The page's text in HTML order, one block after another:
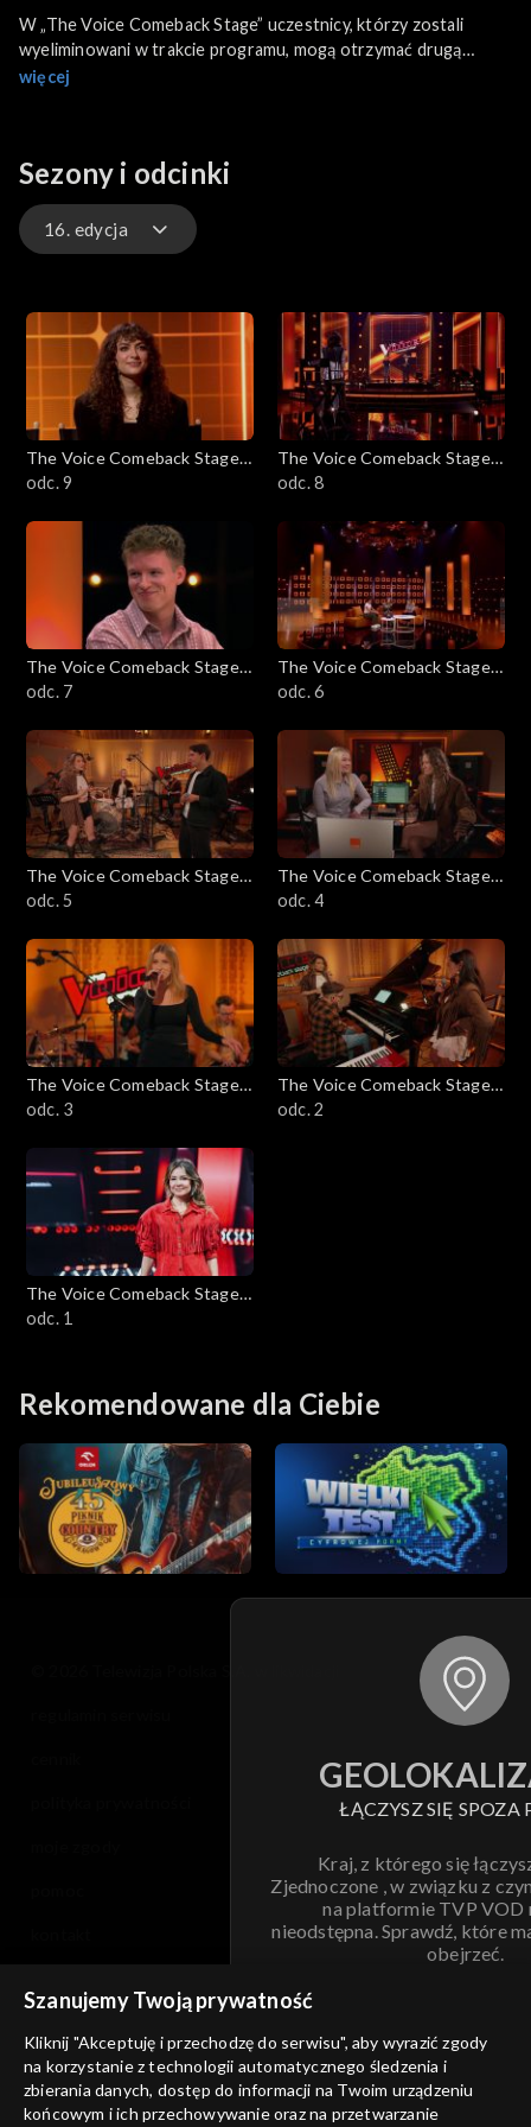
W „The Voice Comeback Stage” uczestnicy, którzy zostali
wyeliminowani w trakcie programu, mogą otrzymać drugą
szansę na ponowne wejście do głównej rywalizacji.
więcej
Sezony i odcinki
16. edycja
The Voice Comeback Stage
Powered by Orange
odc. 9
The Voice Comeback Stage
Powered by Orange
odc. 8
The Voice Comeback Stage
Powered by Orange
odc. 7
The Voice Comeback Stage
Powered by Orange
odc. 6
The Voice Comeback Stage
Powered by Orange
odc. 5
The Voice Comeback Stage
Powered by Orange
odc. 4
The Voice Comeback Stage
Powered by Orange
odc. 3
The Voice Comeback Stage
Powered by Orange
odc. 2
The Voice Comeback Stage
Powered by Orange
odc. 1
Rekomendowane dla Ciebie
ŁĄCZYSZ SIĘ SPOZA
Kraj, z którego się
Zjednoczone , w związku z
na platformie TVP VOD
nieodstępna. Sprawdź, które
obejrzeć.
ANULUJ
informacje o dostawcy usług
Szanujemy Twoją prywatność
Kliknij "Akceptuję i przechodzę do serwisu", aby wyrazić zgody
na korzystanie z technologii automatycznego śledzenia i
zbierania danych, dostęp do informacji na Twoim urządzeniu
końcowym i ich przechowywanie oraz na przetwarzanie